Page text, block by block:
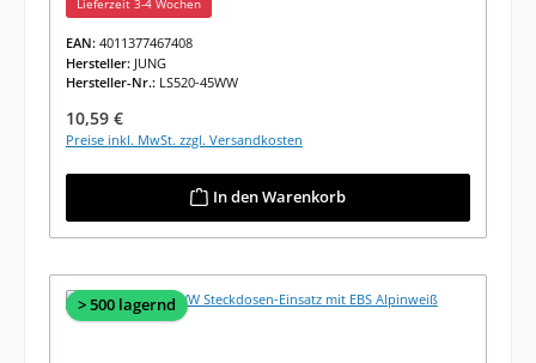
Lieferzeit 3-4 Wochen
EAN: 4011377467408
Hersteller: JUNG
Hersteller-Nr.: LS520-45WW
Regulärer Preis:
10,59 €
Preise inkl. MwSt. zzgl. Versandkosten
In den Warenkorb
> 500 lagernd